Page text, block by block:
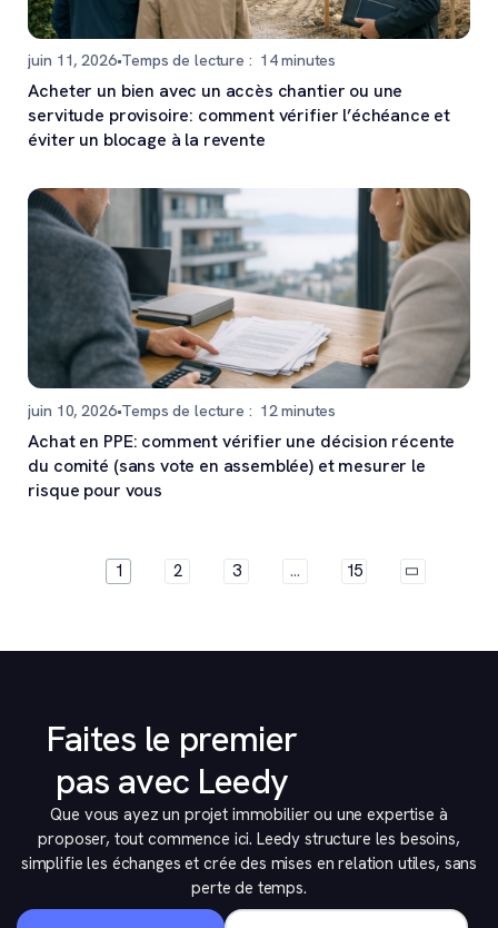
juin 11, 2026•Temps de lecture : 14minutes
Acheter un bien avec un accès chantier ou une
servitude provisoire: comment vérifier l’échéance et
éviter un blocage à la revente
juin 10, 2026•Temps de lecture : 12minutes
Achat en PPE: comment vérifier une décision récente
du comité (sans vote en assemblée) et mesurer le
risque pour vous
1 2 3 … 15
Faites le premier
pas avec Leedy
Que vous ayez un projet immobilier ou une expertise à
proposer, tout commence ici. Leedy structure les besoins,
simplifie les échanges et crée des mises en relation utiles, sans
perte de temps.